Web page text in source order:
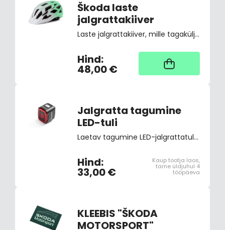
Škoda laste
jalgrattakiiver
Laste jalgrattakiiver, mille tagaküljel on LED-vilkuv tuli. LED-valgustit saab ühe käega sisse ja välja lülitada ilma kiivrit eemaldamata. Kiiver vastab Euroopa ohutusstandardile CE EN 1078. Suurus: S 52-56 cm. Kaal: 267 g.
Hind:
48,00 €
Kaup tootja laos,
tarne üldjuhul 4
tööpäeva
Jalgratta tagumine
LED-tuli
Laetav tagumine LED-jalgrattatuli, koos nutika piduritule funktsiooniga. Veekindluse tase IP65. 4 valgustusrežiimi + 5 vilkuvat režiimi. Aku kestvus: 2,5-6h sõltuvalt valitud režiimist.
Hind:
33,00 €
Kaup tootja laos,
tarne üldjuhul 4
tööpäeva
KLEEBIS "ŠKODA
MOTORSPORT"